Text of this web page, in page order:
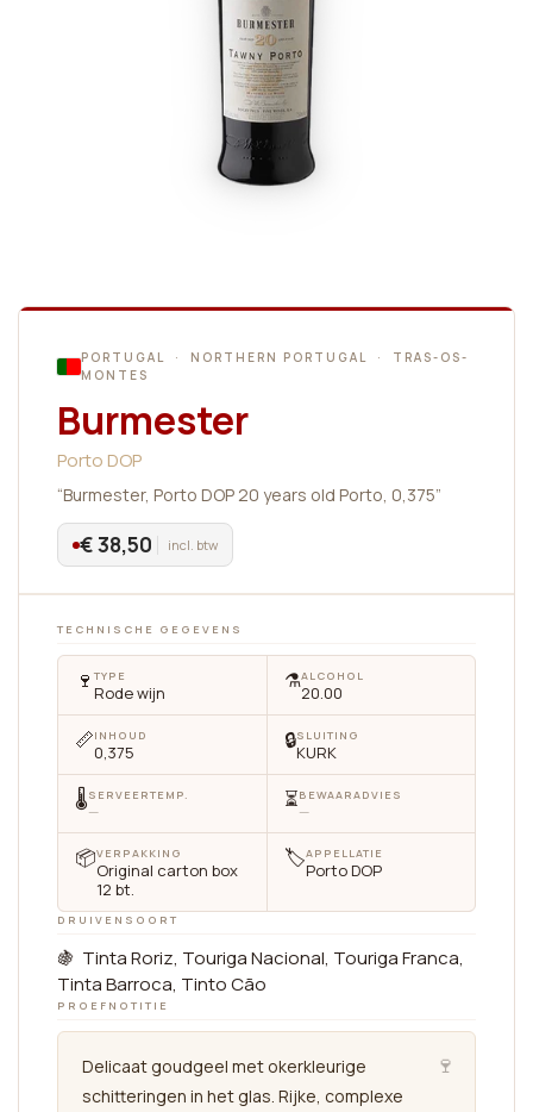
PORTUGAL · NORTHERN PORTUGAL · TRAS-OS-
MONTES
Burmester
Porto DOP
“Burmester, Porto DOP 20 years old Porto, 0,375”
€ 38,50 incl. btw
TECHNISCHE GEGEVENS
🍷 TYPE
Rode wijn ⚗️ALCOHOL
20.00
📏INHOUD
0,375 🔒SLUITING
KURK
🌡SERVEERTEMP.
— ⏳BEWAARADVIES
—
📦VERPAKKING
Original carton box
12 bt.
🏷APPELLATIE
Porto DOP
DRUIVENSOORT
🍇 Tinta Roriz, Touriga Nacional, Touriga Franca,
Tinta Barroca, Tinto Cão
PROEFNOTITIE
🍷
Delicaat goudgeel met okerkleurige
schitteringen in het glas. Rijke, complexe